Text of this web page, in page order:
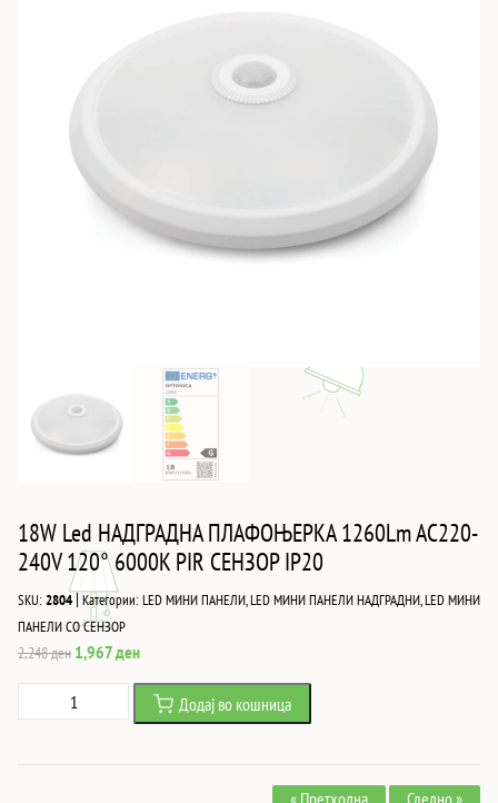
18W Led НАДГРАДНА ПЛАФОЊЕРКА 1260Lm AC220-
240V 120° 6000K PIR СЕНЗОР IP20
SKU:2804|Категории:LED МИНИ ПАНЕЛИ,LED МИНИ ПАНЕЛИ НАДГРАДНИ,LED МИНИ
ПАНЕЛИ СО СЕНЗОР
2,248ден Original
was:
2,248 ден.
1,967денCurrent
price
1,967 ден.
Led
Додај во кошница